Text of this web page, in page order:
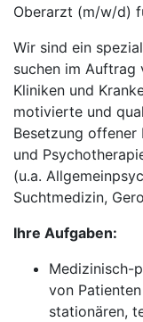
Oberarzt (m/w/d)
Wir sind ein
suchen im Auftrag
Kliniken und
motivierte und
Besetzung offener
und
(u.a.
Suchtmedizin,
Ihre Aufgaben:
Medizinisch-
von
stationären,